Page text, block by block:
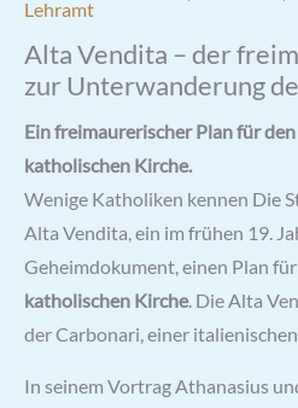
Lehramt
Alta Vendita – der
zur Unterwanderung
Ein freimaurerischer Plan für
katholischen Kirche.
Wenige Katholiken kennen Die
Alta Vendita, ein im frühen 19.
Geheimdokument, einen Plan
katholischen Kirche. Die Alta
der Carbonari, einer
In seinem Vortrag Athanasius